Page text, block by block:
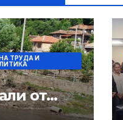
ТРУДА И
от